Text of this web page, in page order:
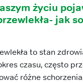
życiu
jak
to stan
czasu, często
różne